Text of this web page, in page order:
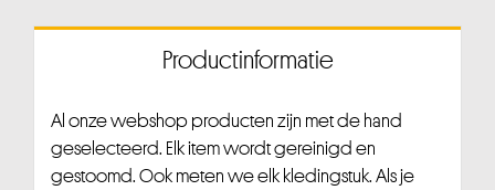
Productinformatie
Al onze webshop producten zijn met de hand
geselecteerd. Elk item wordt gereinigd en
gestoomd. Ook meten we elk kledingstuk. Als je